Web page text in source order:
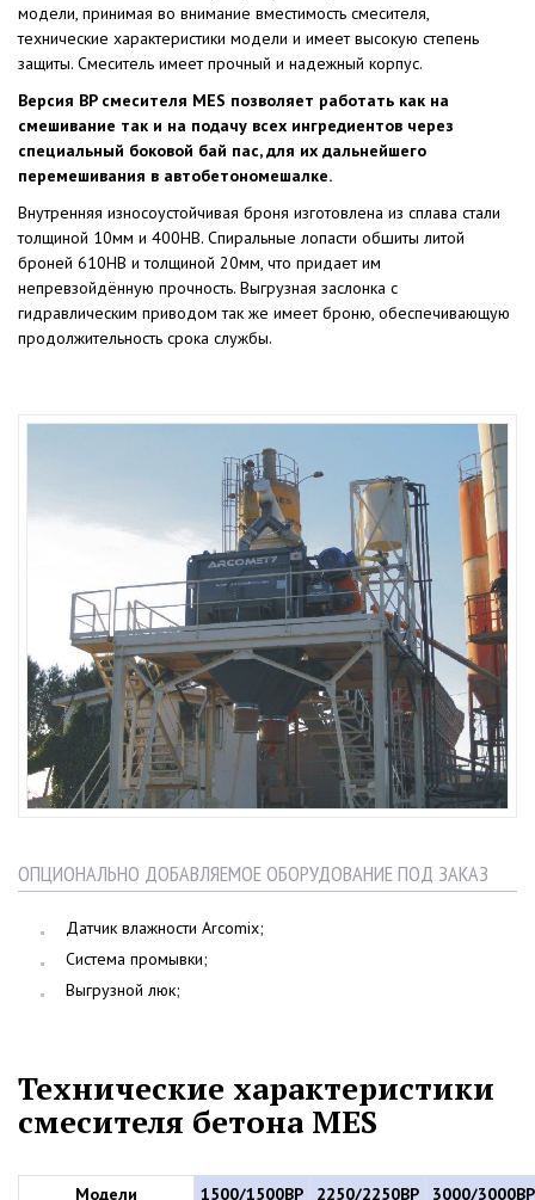
модели, принимая во внимание вместимость смесителя,
технические характеристики модели и имеет высокую степень
защиты. Смеситель имеет прочный и надежный корпус.
Версия BP смесителя MES позволяет работать как на
смешивание так и на подачу всех ингредиентов через
специальный боковой бай пас, для их дальнейшего
перемешивания в автобетономешалке.
Внутренняя износоустойчивая броня изготовлена из сплава стали
толщиной 10мм и 400HB. Спиральные лопасти обшиты литой
броней 610HB и толщиной 20мм, что придает им
непревзойдённую прочность. Выгрузная заслонка с
гидравлическим приводом так же имеет броню, обеспечивающую
продолжительность срока службы.
ОПЦИОНАЛЬНО ДОБАВЛЯЕМОЕ ОБОРУДОВАНИЕ ПОД ЗАКАЗ
Датчик влажности Arcomix;
Система промывки;
Выгрузной люк;
Технические характеристики
смесителя бетона MES
Модели 1500/1500BP 2250/2250BP 3000/3000BP